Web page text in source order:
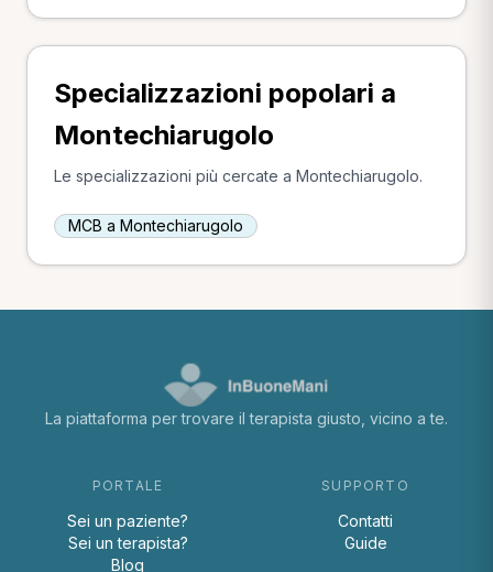
Specializzazioni popolari a
Montechiarugolo
Le specializzazioni più cercate a Montechiarugolo.
MCB a Montechiarugolo
La piattaforma per trovare il terapista giusto, vicino a te.
PORTALE
Sei un paziente?
Sei un terapista?
Blog
SUPPORTO
Contatti
Guide